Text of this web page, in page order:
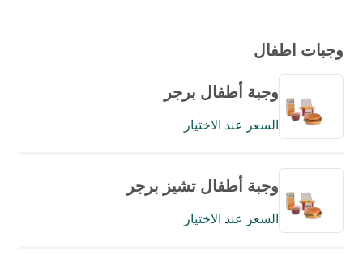
وجبات اطفال
وجبة أطفال برجر
السعر عند الاختيار
وجبة أطفال تشيز برجر
السعر عند الاختيار